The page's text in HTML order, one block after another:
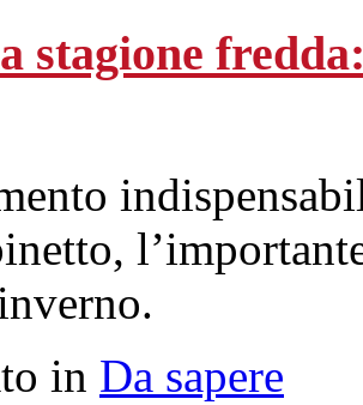
stagione
in Da sapere